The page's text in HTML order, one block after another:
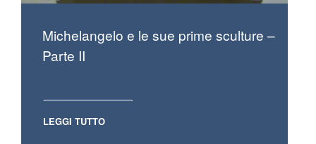
Michelangelo e le sue prime sculture –
Parte II
LEGGI TUTTO